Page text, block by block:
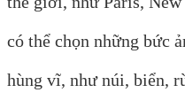
có thể chọn những bức
hùng vĩ, như núi, biển,